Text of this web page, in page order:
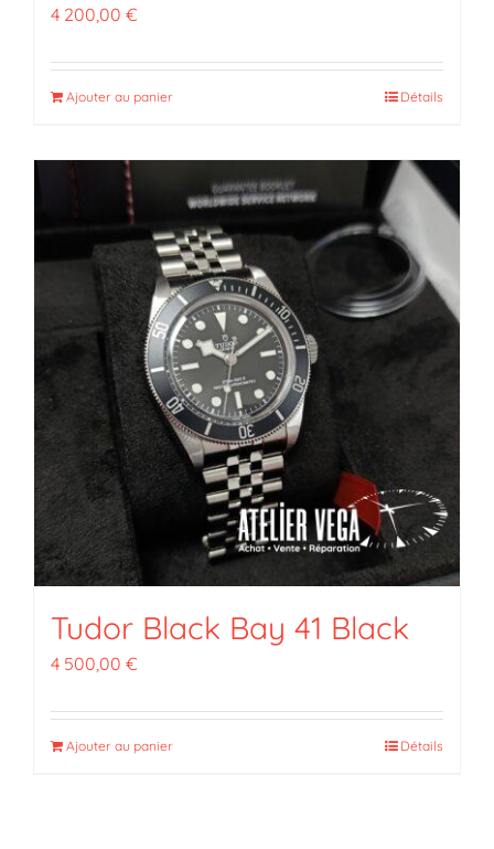
4 200,00 €
Ajouter au panier Détails
Tudor Black Bay 41 Black
4 500,00 €
Ajouter au panier Détails